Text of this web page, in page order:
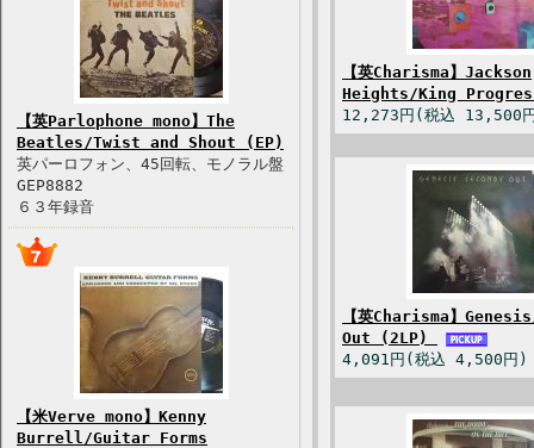
【英Parlophone mono】The
Beatles/Twist and Shout (EP)
英パーロフォン、45回転、モノラル盤
GEP8882
６３年録音
【米Verve mono】Kenny
Burrell/Guitar Forms
【英Charisma】Jackson
Heights/King
12,273円(税込 13,500
【英Charisma】
Out (2LP)
4,091円(税込 4,500円)